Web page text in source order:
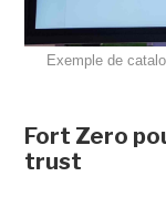
Exemple de
Fort Zero
trust